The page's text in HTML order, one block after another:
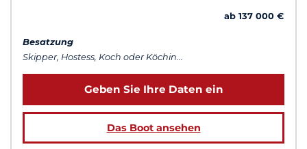
ab 137 000 €
Besatzung
Skipper, Hostess, Koch oder Köchin...
Geben Sie Ihre Daten ein
Das Boot ansehen